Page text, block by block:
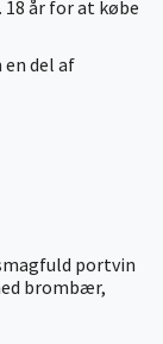
portvin
brombær,
år for at købe
del af